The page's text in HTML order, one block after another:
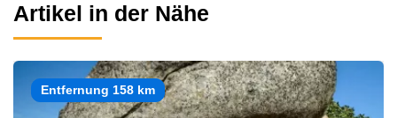
Artikel in der Nähe
Entfernung 158 km